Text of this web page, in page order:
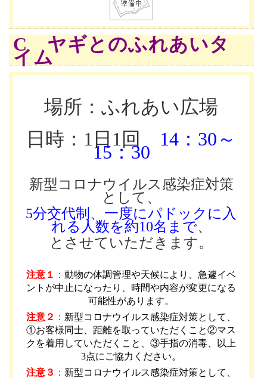
C ヤギとのふれあいタ
イム
場所：ふれあい広場
日時：1日1回
14：30～
15：30
新型コロナウイルス感染症対策
として、
5分交代制 、 一度にパドックに入
れる人数を約10名まで、
とさせていただきます。
注意１ ：動物の体調管理や天候により、急遽イベ
ントが中止になったり、時間や内容が変更になる
可能性があります。
注意２ ： 新型コロナウイルス感染症対策として、
①お客様同士、距離を取っていただくこと②マス
クを着用していただくこと、③手指の消毒、以上
3点にご協力ください。
注意３ ： 新型コロナウイルス感染症対策として、